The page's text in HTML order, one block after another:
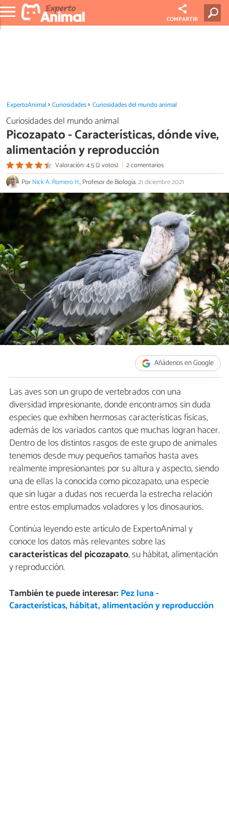
COMPARTIR
ExpertoAnimal Curiosidades Curiosidades del mundo animal
Curiosidades del mundo animal
Picozapato - Características, dónde vive,
alimentación y reproducción
Valoración: 4.5 (2 votos)
2 comentarios
PorNick A. Romero H., Profesor de Biología.21 diciembre 2021
Añádenos en Google
Las aves son un grupo de vertebrados con una
diversidad impresionante, donde encontramos sin duda
especies que exhiben hermosas características físicas,
además de los variados cantos que muchas logran hacer.
Dentro de los distintos rasgos de este grupo de animales
tenemos desde muy pequeños tamaños hasta aves
realmente impresionantes por su altura y aspecto, siendo
una de ellas la conocida como picozapato, una especie
que sin lugar a dudas nos recuerda la estrecha relación
entre estos emplumados voladores y los dinosaurios.
Continúa leyendo este artículo de ExpertoAnimal y
conoce los datos más relevantes sobre las
características del picozapato, su hábitat, alimentación
y reproducción.
También te puede interesar: Pez luna -
Características, hábitat, alimentación y reproducción